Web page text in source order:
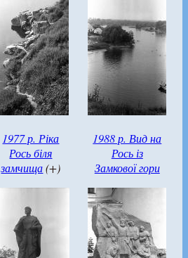
1977 р. Ріка
Рось біля
замчища(+)
1988 р. Вид на
Рось із
Замкової гори